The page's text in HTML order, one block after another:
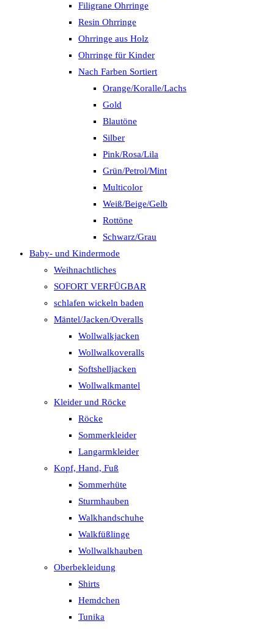
Filigrane Ohrringe
Resin Ohrringe
Ohrringe aus Holz
Ohrringe für Kinder
Nach Farben Sortiert
Orange/Koralle/Lachs
Gold
Blautöne
Silber
Pink/Rosa/Lila
Grün/Petrol/Mint
Multicolor
Weiß/Beige/Gelb
Rottöne
Schwarz/Grau
Baby- und Kindermode
Weihnachtliches
SOFORT VERFÜGBAR
schlafen wickeln baden
Mäntel/Jacken/Overalls
Wollwalkjacken
Wollwalkoveralls
Softshelljacken
Wollwalkmantel
Kleider und Röcke
Röcke
Sommerkleider
Langarmkleider
Kopf, Hand, Fuß
Sommerhüte
Sturmhauben
Walkhandschuhe
Walkfüßlinge
Wollwalkhauben
Oberbekleidung
Shirts
Hemdchen
Tunika